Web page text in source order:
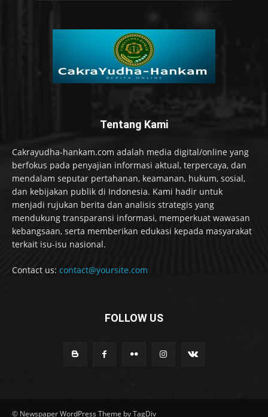
Tentang Kami
Cakrayudha-hankam.com adalah media digital/online yang
berfokus pada penyajian informasi aktual, terpercaya, dan
mendalam seputar pertahanan, keamanan, hukum, sosial,
dan kebijakan publik di Indonesia. Kami hadir untuk
menjadi rujukan berita dan analisis strategis yang
mendukung transparansi informasi, memperkuat wawasan
kebangsaan, serta memberikan edukasi kepada masyarakat
terkait isu-isu nasional.
Contact us: contact@yoursite.com
FOLLOW US
© Newspaper WordPress Theme by TagDiv